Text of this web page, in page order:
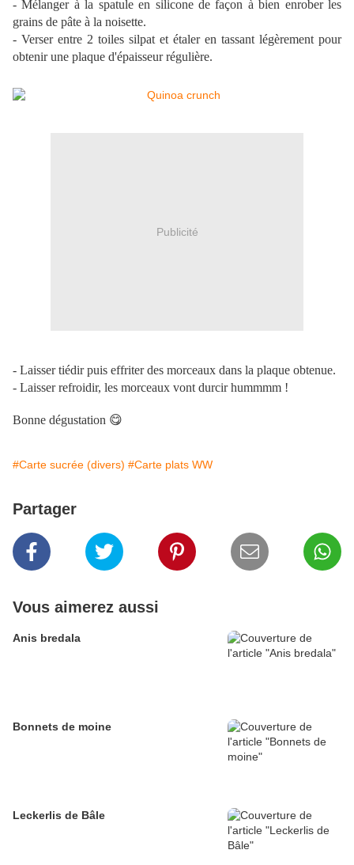
- Mélanger à la spatule en silicone de façon à bien enrober les
grains de pâte à la noisette.
- Verser entre 2 toiles silpat et étaler en tassant légèrement pour
obtenir une plaque d'épaisseur régulière.
Publicité
- Laisser tiédir puis effriter des morceaux dans la plaque obtenue.
- Laisser refroidir, les morceaux vont durcir hummmm !
Bonne dégustation 😋
#Carte sucrée (divers) #Carte plats WW
Partager
Vous aimerez aussi
Anis bredala
Bonnets de moine
Leckerlis de Bâle